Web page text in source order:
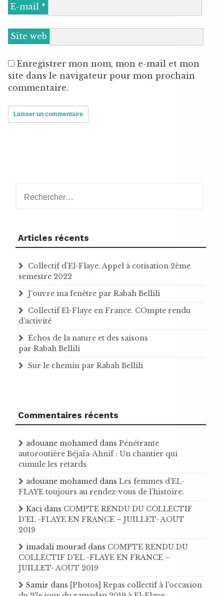
E-mail *
Site web
Enregistrer mon nom, mon e-mail et mon
site dans le navigateur pour mon prochain
commentaire.
Articles récents
Collectif d’El-Flaye. Appel à cotisation 2ème
semestre 2022
J’ouvre ma fenêtre par Rabah Bellili
Collectif El-Flaye en France. COmpte rendu
d’activité
Échos de la nature et des saisons
par Rabah Bellili
Sur le chemin par Rabah Bellili
Commentaires récents
adouane mohamed dans Pénétrante
autoroutière Béjaïa-Ahnif : Un chantier qui
cumule les retards
adouane mohamed dans Les femmes d’EL-
FLAYE toujours au rendez-vous de l’histoire .
Kaci dans COMPTE RENDU DU COLLECTIF
D'EL -FLAYE EN FRANCE – JUILLET- AOUT
2019
imadali mourad dans COMPTE RENDU DU
COLLECTIF D'EL -FLAYE EN FRANCE –
JUILLET- AOUT 2019
Samir dans [Photos] Repas collectif à l'occasion